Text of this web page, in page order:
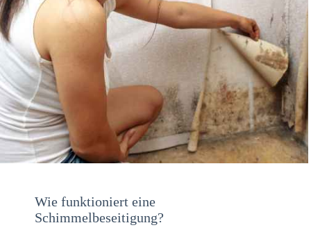
Wie funktioniert eine
Schimmelbeseitigung?